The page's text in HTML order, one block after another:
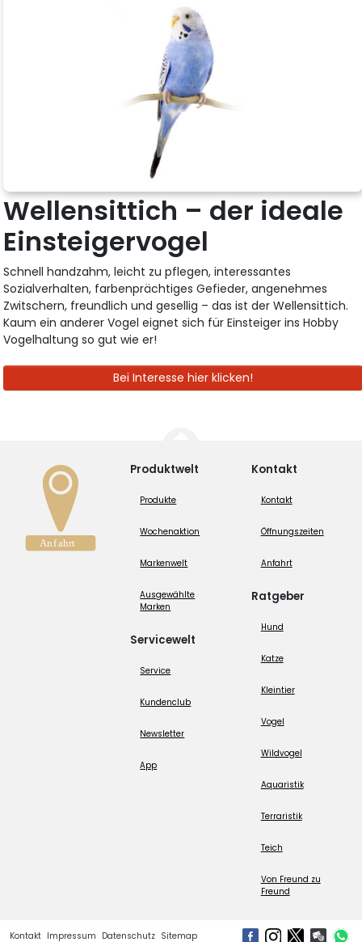
Wellensittich – der ideale
Einsteigervogel
Schnell handzahm, leicht zu pflegen, interessantes
Sozialverhalten, farbenprächtiges Gefieder, angenehmes
Zwitschern, freundlich und gesellig – das ist der Wellensittich.
Kaum ein anderer Vogel eignet sich für Einsteiger ins Hobby
Vogelhaltung so gut wie er!
Bei Interesse hier klicken!
Produktwelt
Produkte
Wochenaktion
Markenwelt
Ausgewählte
Marken
Servicewelt
Service
Kundenclub
Newsletter
App
Kontakt
Kontakt
Öffnungszeiten
Anfahrt
Ratgeber
Hund
Katze
Kleintier
Vogel
Wildvogel
Aquaristik
Terraristik
Teich
Von Freund zu
Freund
Kontakt Impressum Datenschutz Sitemap